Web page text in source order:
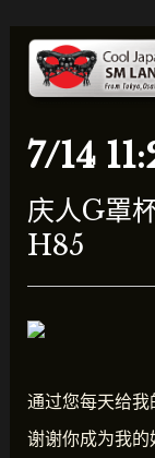
7/14
庆人G罩
H85
通过您每天给我
谢谢你成为我的